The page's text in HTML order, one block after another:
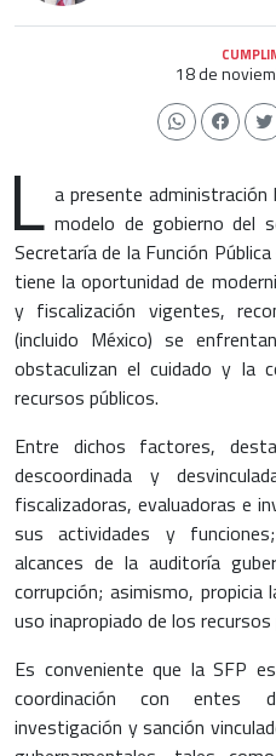
18 de
L a presente administración
modelo de gobierno del
Secretaría de la Función
tiene la oportunidad de
y fiscalización vigentes,
(incluido México) se
obstaculizan el cuidado y la
recursos públicos.
Entre dichos factores,
descoordinada y
fiscalizadoras, evaluadoras e
sus actividades y
alcances de la auditoría
corrupción; asimismo, propicia
uso inapropiado de los recursos
Es conveniente que la SFP
coordinación con entes
investigación y sanción